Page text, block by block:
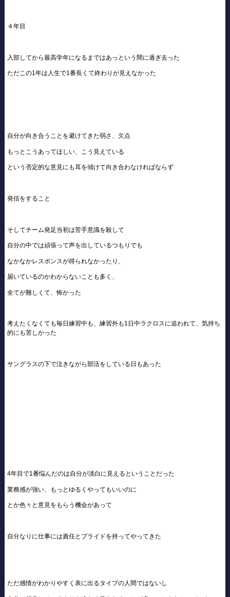
４年目
入部してから最高学年になるまではあっという間に過ぎ去った
ただこの1年は人生で1番長くて終わりが見えなかった
自分が向き合うことを避けてきた弱さ、欠点
もっとこうあってほしい、こう見えている
という否定的な意見にも耳を傾けて向き合わなければならず
発信をすること
そしてチーム発足当初は苦手意識を殺して
自分の中では頑張って声を出しているつもりでも
なかなかレスポンスが得られなかったり、
届いているのかわからないことも多く、
全てが難しくて、怖かった
考えたくなくても毎日練習中も、練習外も1日中ラクロスに追われて、気持ち
的にも苦しかった
サングラスの下で泣きながら部活をしている日もあった
4年目で1番悩んだのは自分が淡白に見えるということだった
業務感が強い、もっとゆるくやってもいいのに
とか色々と意見をもらう機会があって
自分なりに仕事には責任とプライドを持ってやってきた
ただ感情がわかりやすく表に出るタイプの人間ではないし